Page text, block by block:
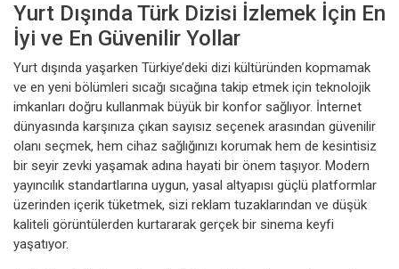
Yurt Dışında Türk Dizisi İzlemek İçin En
İyi ve En Güvenilir Yollar
Yurt dışında yaşarken Türkiye’deki dizi kültüründen kopmamak
ve en yeni bölümleri sıcağı sıcağına takip etmek için teknolojik
imkanları doğru kullanmak büyük bir konfor sağlıyor. İnternet
dünyasında karşınıza çıkan sayısız seçenek arasından güvenilir
olanı seçmek, hem cihaz sağlığınızı korumak hem de kesintisiz
bir seyir zevki yaşamak adına hayati bir önem taşıyor. Modern
yayıncılık standartlarına uygun, yasal altyapısı güçlü platformlar
üzerinden içerik tüketmek, sizi reklam tuzaklarından ve düşük
kaliteli görüntülerden kurtararak gerçek bir sinema keyfi
yaşatıyor.